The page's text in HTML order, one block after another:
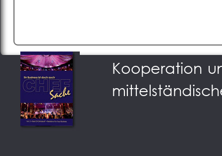
Podium der
Kooperation